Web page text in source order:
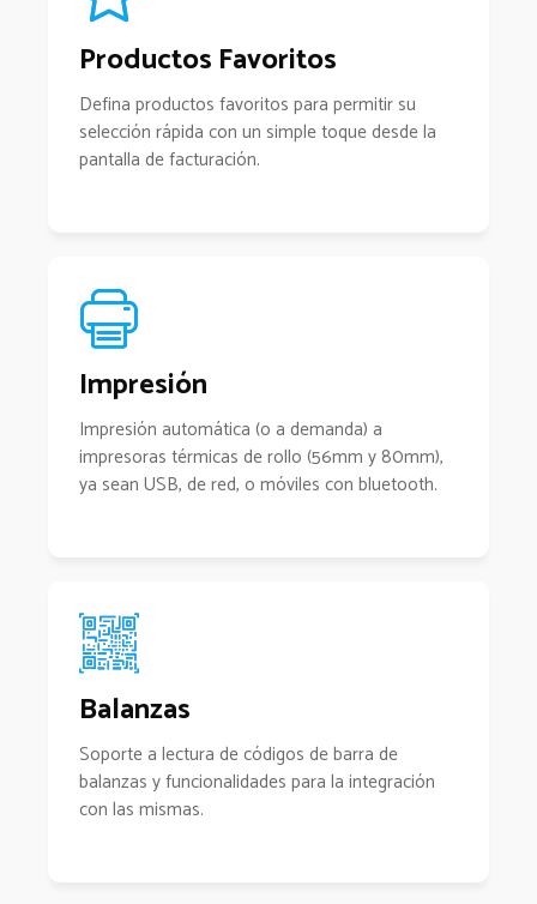
Productos Favoritos
Defina productos favoritos para permitir su
selección rápida con un simple toque desde la
pantalla de facturación.
Impresión
Impresión automática (o a demanda) a
impresoras térmicas de rollo (56mm y 80mm),
ya sean USB, de red, o móviles con bluetooth.
Balanzas
Soporte a lectura de códigos de barra de
balanzas y funcionalidades para la integración
con las mismas.